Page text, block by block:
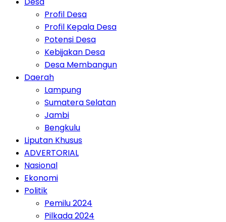
Profil Desa
Profil Kepala Desa
Potensi Desa
Kebijakan Desa
Desa Membangun
Daerah
Lampung
Sumatera Selatan
Jambi
Bengkulu
Liputan Khusus
ADVERTORIAL
Nasional
Ekonomi
Politik
Pemilu 2024
Pilkada 2024